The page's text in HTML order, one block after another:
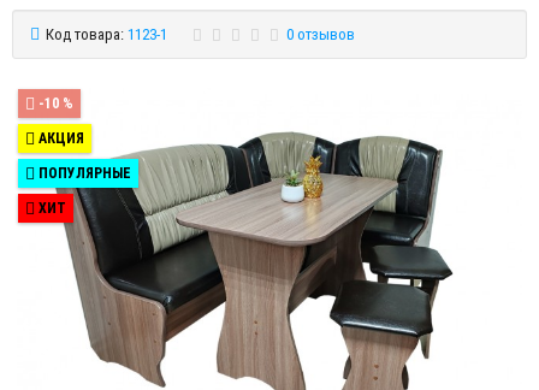
Код товара: 1123-1 0 отзывов
-10 %
АКЦИЯ
ПОПУЛЯРНЫЕ
ХИТ